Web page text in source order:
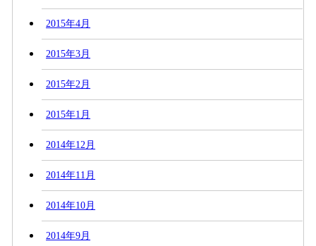
2015年4月
2015年3月
2015年2月
2015年1月
2014年12月
2014年11月
2014年10月
2014年9月